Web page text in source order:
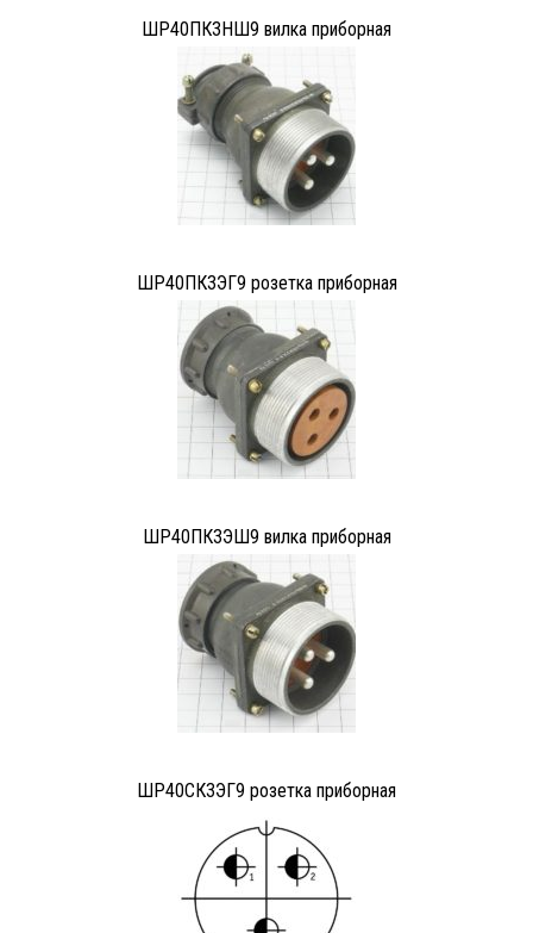
ШР40ПК3НШ9 вилка приборная
ШР40ПК3ЭГ9 розетка приборная
ШР40ПК3ЭШ9 вилка приборная
ШР40СК3ЭГ9 розетка приборная